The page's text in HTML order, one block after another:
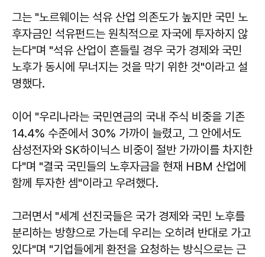
그는 "노르웨이는 석유 산업 의존도가 높지만 국민 노
후자금인 석유펀드는 원칙적으로 자국에 투자하지 않
는다"며 "석유 산업이 흔들릴 경우 국가 경제와 국민
노후가 동시에 무너지는 것을 막기 위한 것"이라고 설
명했다.
이어 "우리나라는 국민연금의 국내 주식 비중을 기존
14.4% 수준에서 30% 가까이 늘렸고, 그 안에서도
삼성전자와 SK하이닉스 비중이 절반 가까이를 차지한
다"며 "결국 국민들의 노후자금을 현재 HBM 산업에
함께 투자한 셈"이라고 우려했다.
그러면서 "세계 선진국들은 국가 경제와 국민 노후를
분리하는 방향으로 가는데 우리는 오히려 반대로 가고
있다"며 "기업들에게 환전을 요청하는 방식으로는 근